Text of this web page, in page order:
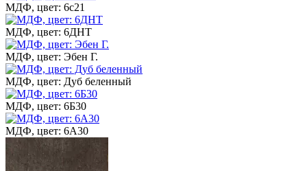
МДФ, цвет: 6с21
МДФ, цвет: 6ДНТ
МДФ, цвет: Эбен Г.
МДФ, цвет: Дуб беленный
МДФ, цвет: 6Б30
МДФ, цвет: 6А30